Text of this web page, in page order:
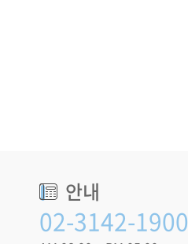
안내
02-3142-1900